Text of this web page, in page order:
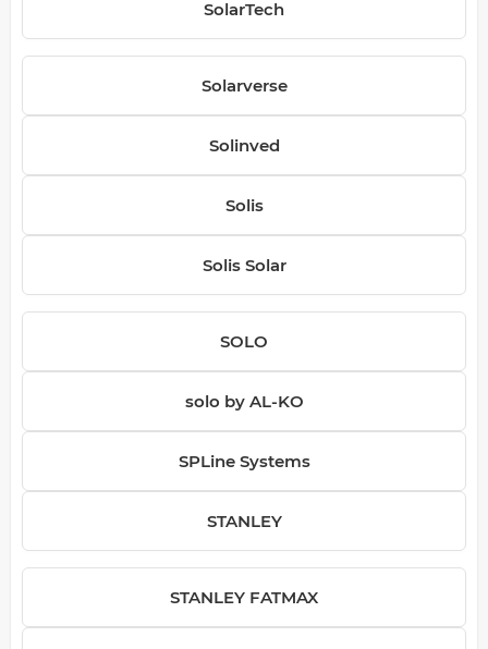
SolarTech
Solarverse
Solinved
Solis
Solis Solar
SOLO
solo by AL-KO
SPLine Systems
STANLEY
STANLEY FATMAX